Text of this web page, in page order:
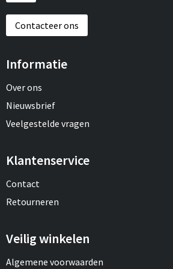
Contacteer ons
Informatie
Over ons
Nieuwsbrief
Veelgestelde vragen
Klantenservice
Contact
Retourneren
Veilig winkelen
Algemene voorwaarden